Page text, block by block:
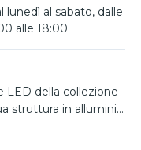
lunedì al sabato, dalle
alle 18:00
LED della collezione
struttura in alluminio
ideale per ambienti